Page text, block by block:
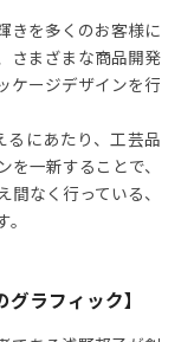
きを多くのお客様に
さまざまな商品開発
ケージデザインを行
にあたり、工芸品
一新することで、
なく行っている、
ラフィック】